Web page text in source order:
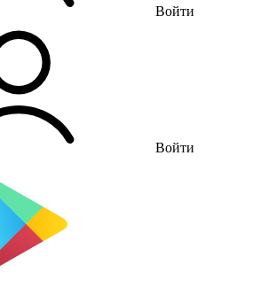
Войти
Войти